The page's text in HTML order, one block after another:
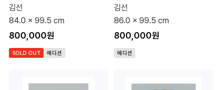
김선
84.0 x 99.5 cm
800,000원
SOLD OUT 에디션
김선
86.0 x 99.5 cm
800,000원
에디션